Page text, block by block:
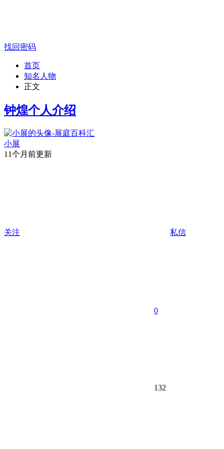
找回密码
首页
知名人物
正文
钟煌个人介绍
小展
11个月前更新
关注 私信
0
132